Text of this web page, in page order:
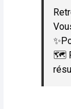
🗺️